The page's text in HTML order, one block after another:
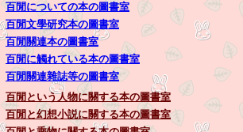
百閒についての本の圖書室
百閒文學研究本の圖書室
百閒關連本の圖書室
百閒に觸れている本の圖書室
百閒關連雜誌等の圖書室
百閒という人物に關する本の圖書室
百閒と幻想小説に關する本の圖書室